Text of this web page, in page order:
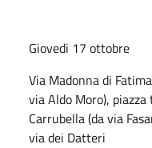
Giovedi 17 ottobre
Via Madonna di
via Aldo Moro),
Carrubella (da via
via dei Datteri